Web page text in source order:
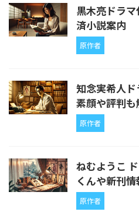
黒木亮ドラ
済小説案内
原作者
知念実希人
素顔や評判も
原作者
ねむようこ
くんや新刊情
原作者